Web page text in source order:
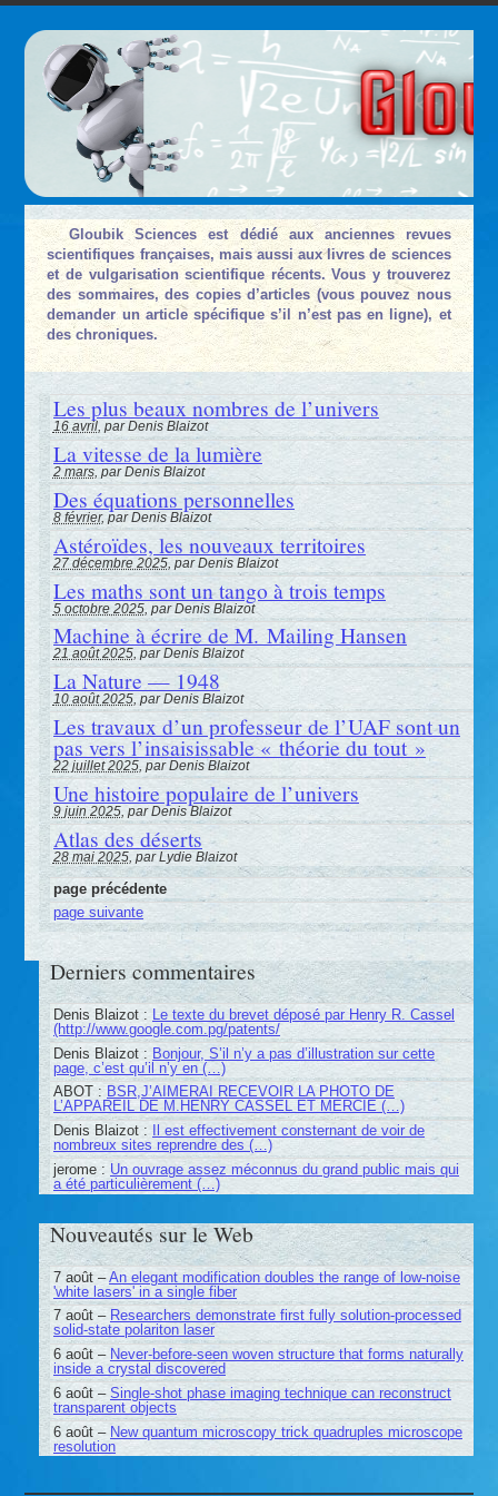
Gloubik Sciences est dédié aux anciennes revues
scientifiques françaises, mais aussi aux livres de sciences
et de vulgarisation scientifique récents. Vous y trouverez
des sommaires, des copies d’articles (vous pouvez nous
demander un article spécifique s’il n’est pas en ligne), et
des chroniques.
Les plus beaux nombres de l’univers
16 avril, par Denis Blaizot
La vitesse de la lumière
2 mars, par Denis Blaizot
Des équations personnelles
8 février, par Denis Blaizot
Astéroïdes, les nouveaux territoires
27 décembre 2025, par Denis Blaizot
Les maths sont un tango à trois temps
5 octobre 2025, par Denis Blaizot
Machine à écrire de M. Mailing Hansen
21 août 2025, par Denis Blaizot
La Nature — 1948
10 août 2025, par Denis Blaizot
Les travaux d’un professeur de l’UAF sont un
pas vers l’insaisissable « théorie du tout »
22 juillet 2025, par Denis Blaizot
Une histoire populaire de l’univers
9 juin 2025, par Denis Blaizot
Atlas des déserts
28 mai 2025, par Lydie Blaizot
page précédente
page suivante
Derniers commentaires
Denis Blaizot : Le texte du brevet déposé par Henry R. Cassel
(http://www.google.com.pg/patents/
Denis Blaizot : Bonjour, S’il n’y a pas d’illustration sur cette
page, c’est qu’il n’y en (…)
ABOT : BSR,J’AIMERAI RECEVOIR LA PHOTO DE
L’APPAREIL DE M.HENRY CASSEL ET MERCIE (…)
Denis Blaizot : Il est effectivement consternant de voir de
nombreux sites reprendre des (…)
jerome : Un ouvrage assez méconnus du grand public mais qui
a été particulièrement (…)
Nouveautés sur le Web
7 août –An elegant modification doubles the range of low-noise
'white lasers' in a single fiber
7 août – Researchers demonstrate first fully solution-processed
solid-state polariton laser
6 août – Never-before-seen woven structure that forms naturally
inside a crystal discovered
6 août – Single-shot phase imaging technique can reconstruct
transparent objects
6 août – New quantum microscopy trick quadruples microscope
resolution